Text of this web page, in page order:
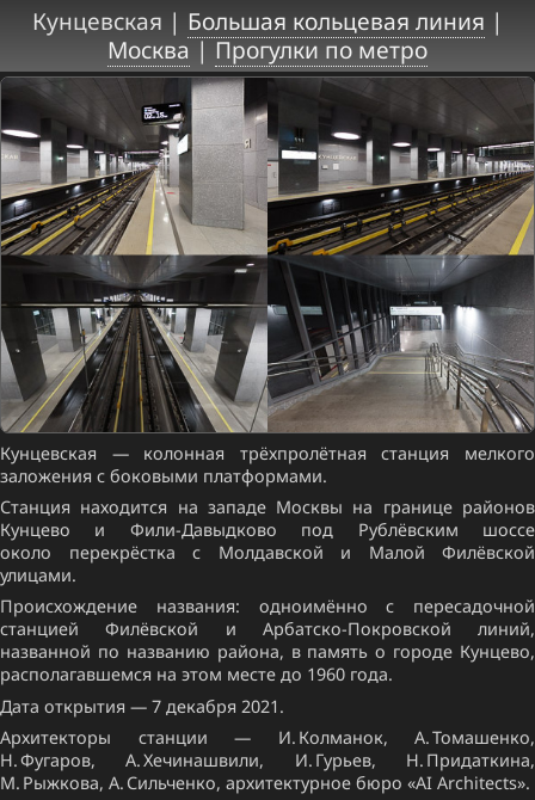
Кунцевская | Большая кольцевая линия |
Москва|Прогулки по метро
Кунцевская — колонная трёхпролётная станция мелкого
заложения с боковыми платформами.
Станция находится на западе Москвы на границе районов
Кунцево и Фили-Давыдково под Рублёвским шоссе
около перекрёстка с Молдавской и Малой Филёвской
улицами.
Происхождение названия: одноимённо с пересадочной
станцией Филёвской и Арбатско-Покровской линий,
названной по названию района, в память о городе Кунцево,
располагавшемся на этом месте до 1960 года.
Дата открытия — 7 декабря 2021.
Архитекторы станции — И. Колманок, А. Томашенко,
Н. Фугаров, А. Хечинашвили, И. Гурьев, Н. Придаткина,
М. Рыжкова, А. Сильченко, архитектурное бюро «AI Architects».